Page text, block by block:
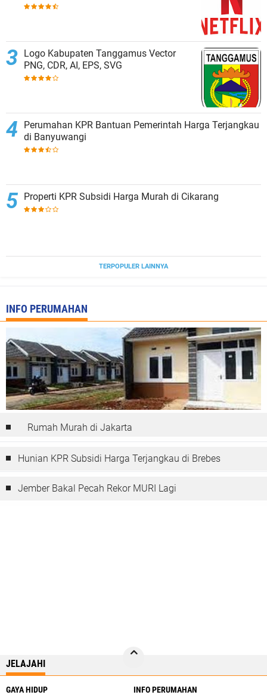
Logo Kabupaten Tanggamus Vector
PNG, CDR, AI, EPS, SVG
Perumahan KPR Bantuan Pemerintah Harga Terjangkau
di Banyuwangi
Properti KPR Subsidi Harga Murah di Cikarang
TERPOPULER LAINNYA
INFO PERUMAHAN
Rumah Murah di Jakarta
Hunian KPR Subsidi Harga Terjangkau di Brebes
Jember Bakal Pecah Rekor MURI Lagi
JELAJAHI
GAYA HIDUP INFO PERUMAHAN